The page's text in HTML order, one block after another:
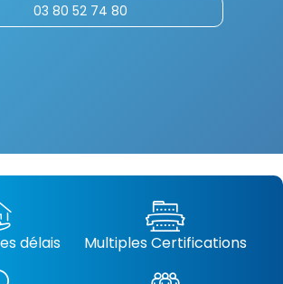
03 80 52 74 80
délais Multiples Certifications